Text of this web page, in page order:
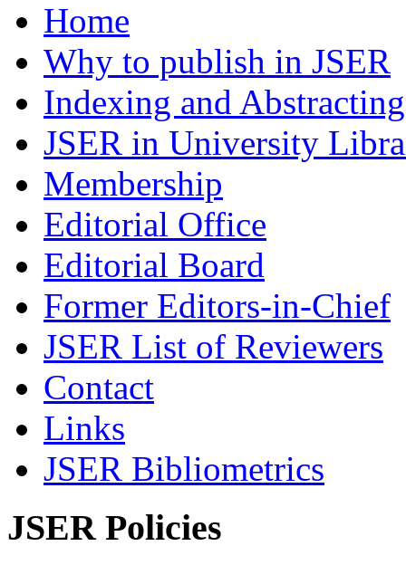
Home
Why to publish in JSER
Indexing and Abstracting
JSER in University
Membership
Editorial Office
Editorial Board
Former Editors-in-Chief
JSER List of Reviewers
Contact
Links
JSER Bibliometrics
JSER Policies